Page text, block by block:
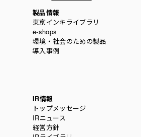
製品情報
東京インキライブラリ
e-shops
環境・社会のための製品
導入事例
IR情報
トップメッセージ
IRニュース
経営方針